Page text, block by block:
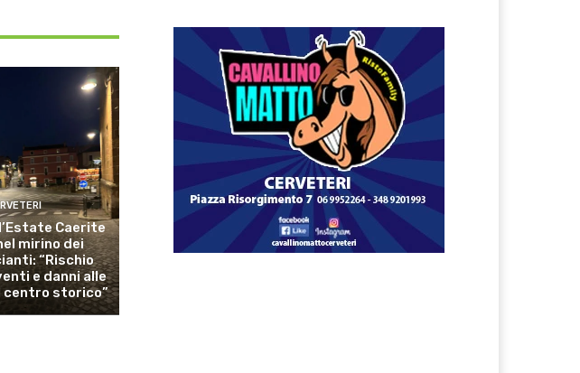
Caerite
mirino dei
“Rischio
e danni alle
storico”